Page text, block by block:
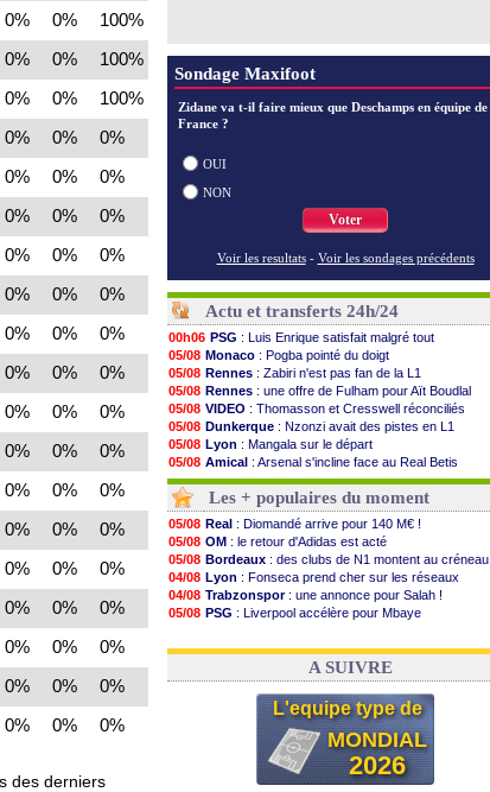
0% 0% 100%
0% 0% 100%
0% 0% 100%
0% 0% 0%
0% 0% 0%
0% 0% 0%
0% 0% 0%
0% 0% 0%
0% 0% 0%
0% 0% 0%
0% 0% 0%
0% 0% 0%
0% 0% 0%
0% 0% 0%
0% 0% 0%
0% 0% 0%
0% 0% 0%
0% 0% 0%
0% 0% 0%
des derniers
Sondage Maxifoot
Zidane va t-il faire mieux que Deschamps en équipe de
France ?
OUI
NON
Voter
Voir les resultats - Voir les sondages précédents
Actu et transferts 24h/24
00h06 PSG : Luis Enrique satisfait malgré tout
05/08 Monaco : Pogba pointé du doigt
05/08 Rennes : Zabiri n'est pas fan de la L1
05/08 Rennes : une offre de Fulham pour Aït Boudlal
05/08 VIDEO : Thomasson et Cresswell réconciliés
05/08 Dunkerque : Nzonzi avait des pistes en L1
05/08 Lyon : Mangala sur le départ
05/08 Amical : Arsenal s'incline face au Real Betis
05/08 Amical: lourde défaite pour le PSG
05/08
Man City: Maresca flou pour Reijnders
05/08 LdC: Fenerbahçe prend une belle option
05/08 Al-Diriyah: Mbemba arrive libre (officiel)
05/08 Atletico: le plan d'Alvarez à son retour
05/08 Amical: premier succès pour Brest
05/08 VIDEO: le joli but de Greenwood avec le Fener !
05/08 CdM 2030: une promesse d'Infantino au Maroc ...
05/08 PSG : la compo pour le premier match amical
05/08 Real: une nouvelle offre pour Vinicius
: l'OM domine Al-Shahaniya
Monaco: Cabral a prolongé (officiel)
Atletico : Molina va signer à la Roma
: Diomandé arrive pour 140 M€ !
: Havertz en veut encore plus
Voir les brèves précédentes
Les + populaires du moment
05/08 Real : Diomandé arrive pour 140 M€ !
05/08 OM : le retour d'Adidas est acté
05/08 Bordeaux : des clubs de N1 montent au créneau
04/08 Lyon : Fonseca prend cher sur les réseaux
04/08 Trabzonspor : une annonce pour Salah !
05/08 PSG : Liverpool accélère pour Mbaye
04/08 Nice: 3 joueurs écartés du groupe pro
A SUIVRE
L'equipe type de
MONDIAL
2026